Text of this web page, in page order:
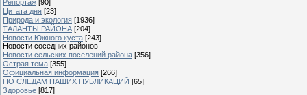
Репортаж [90]
Цитата дня [23]
Природа и экология [1936]
ТАЛАНТЫ РАЙОНА [204]
Новости Южного куста [243]
Новости соседних районов
Новости сельских поселений района [356]
Острая тема [355]
Официальная информация [266]
ПО СЛЕДАМ НАШИХ ПУБЛИКАЦИЙ [65]
Здоровье [817]